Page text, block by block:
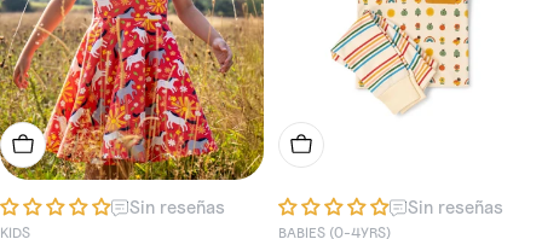
Elige Opciones
Sin reseñas
KIDS
Elige Opciones
Sin reseñas
BABIES (0-4YRS)